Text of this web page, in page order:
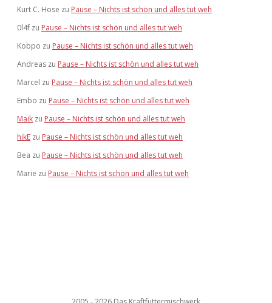
Kurt C. Hose zu Pause – Nichts ist schön und alles tut weh
0l4f zu Pause – Nichts ist schön und alles tut weh
Kobpo zu Pause – Nichts ist schön und alles tut weh
Andreas zu Pause – Nichts ist schön und alles tut weh
Marcel zu Pause – Nichts ist schön und alles tut weh
Embo zu Pause – Nichts ist schön und alles tut weh
Maik zu Pause – Nichts ist schön und alles tut weh
hikE zu Pause – Nichts ist schön und alles tut weh
Bea zu Pause – Nichts ist schön und alles tut weh
Marie zu Pause – Nichts ist schön und alles tut weh